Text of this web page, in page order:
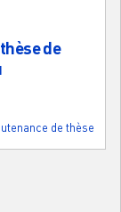
de
de thèse
page